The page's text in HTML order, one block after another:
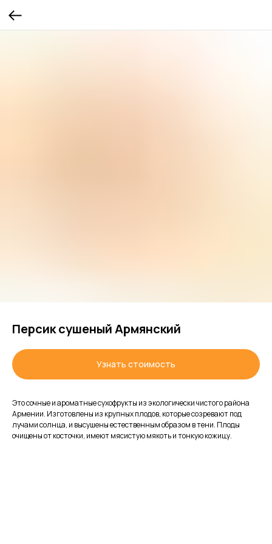
Персик сушеный Армянский
Узнать стоимость
Это сочные и ароматные сухофрукты из экологически чистого района
Армении. Изготовлены из крупных плодов, которые созревают под
лучами солнца, и высушены естественным образом в тени. Плоды
очищены от косточки, имеют мясистую мякоть и тонкую кожицу.